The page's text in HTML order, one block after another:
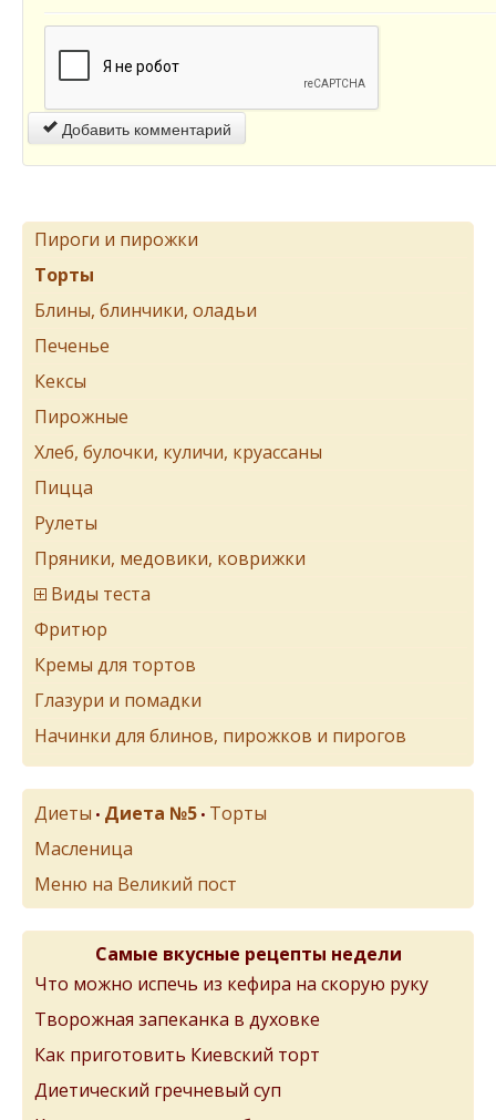
Добавить комментарий
Пироги и пирожки
Торты
Блины, блинчики, оладьи
Печенье
Кексы
Пирожные
Хлеб, булочки, куличи, круассаны
Пицца
Рулеты
Пряники, медовики, коврижки
Виды теста
Фритюр
Кремы для тортов
Глазури и помадки
Начинки для блинов, пирожков и пирогов
Диеты • Диета №5 • Торты
Масленица
Меню на Великий пост
Самые вкусные рецепты недели
Что можно испечь из кефира на скорую руку
Творожная запеканка в духовке
Как приготовить Киевский торт
Диетический гречневый суп